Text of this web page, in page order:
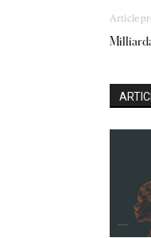
Article